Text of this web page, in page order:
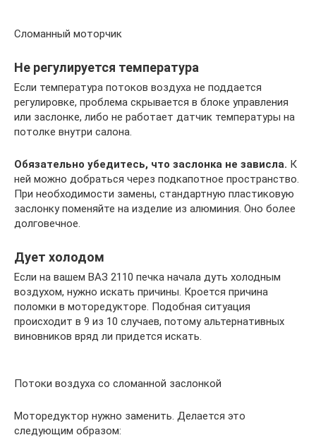
Сломанный моторчик
Не регулируется температура
Если температура потоков воздуха не поддается
регулировке, проблема скрывается в блоке управления
или заслонке, либо не работает датчик температуры на
потолке внутри салона.
Обязательно убедитесь, что заслонка не зависла. К
ней можно добраться через подкапотное пространство.
При необходимости замены, стандартную пластиковую
заслонку поменяйте на изделие из алюминия. Оно более
долговечное.
Дует холодом
Если на вашем ВАЗ 2110 печка начала дуть холодным
воздухом, нужно искать причины. Кроется причина
поломки в моторедукторе. Подобная ситуация
происходит в 9 из 10 случаев, потому альтернативных
виновников вряд ли придется искать.
Потоки воздуха со сломанной заслонкой
Моторедуктор нужно заменить. Делается это
следующим образом: